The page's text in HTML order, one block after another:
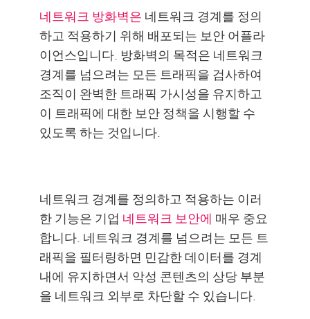
차단
시찰
하이브리드 클라우드
공연
솔루션
리소스
네트워크 방화벽은 네트워크 경계를 정의
하고 적용하기 위해 배포되는 보안 어플라
이언스입니다. 방화벽의 목적은 네트워크
경계를 넘으려는 모든 트래픽을 검사하여
조직이 완벽한 트래픽 가시성을 유지하고
이 트래픽에 대한 보안 정책을 시행할 수
있도록 하는 것입니다.
네트워크 경계를 정의하고 적용하는 이러
한 기능은 기업 네트워크 보안에 매우 중요
합니다. 네트워크 경계를 넘으려는 모든 트
래픽을 필터링하면 민감한 데이터를 경계
내에 유지하면서 악성 콘텐츠의 상당 부분
을 네트워크 외부로 차단할 수 있습니다.